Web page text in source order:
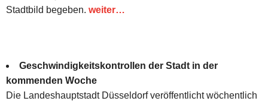
Stadtbild begeben. weiter…
Geschwindigkeitskontrollen der Stadt in der
kommenden Woche
Die Landeshauptstadt Düsseldorf veröffentlicht wöchentlich